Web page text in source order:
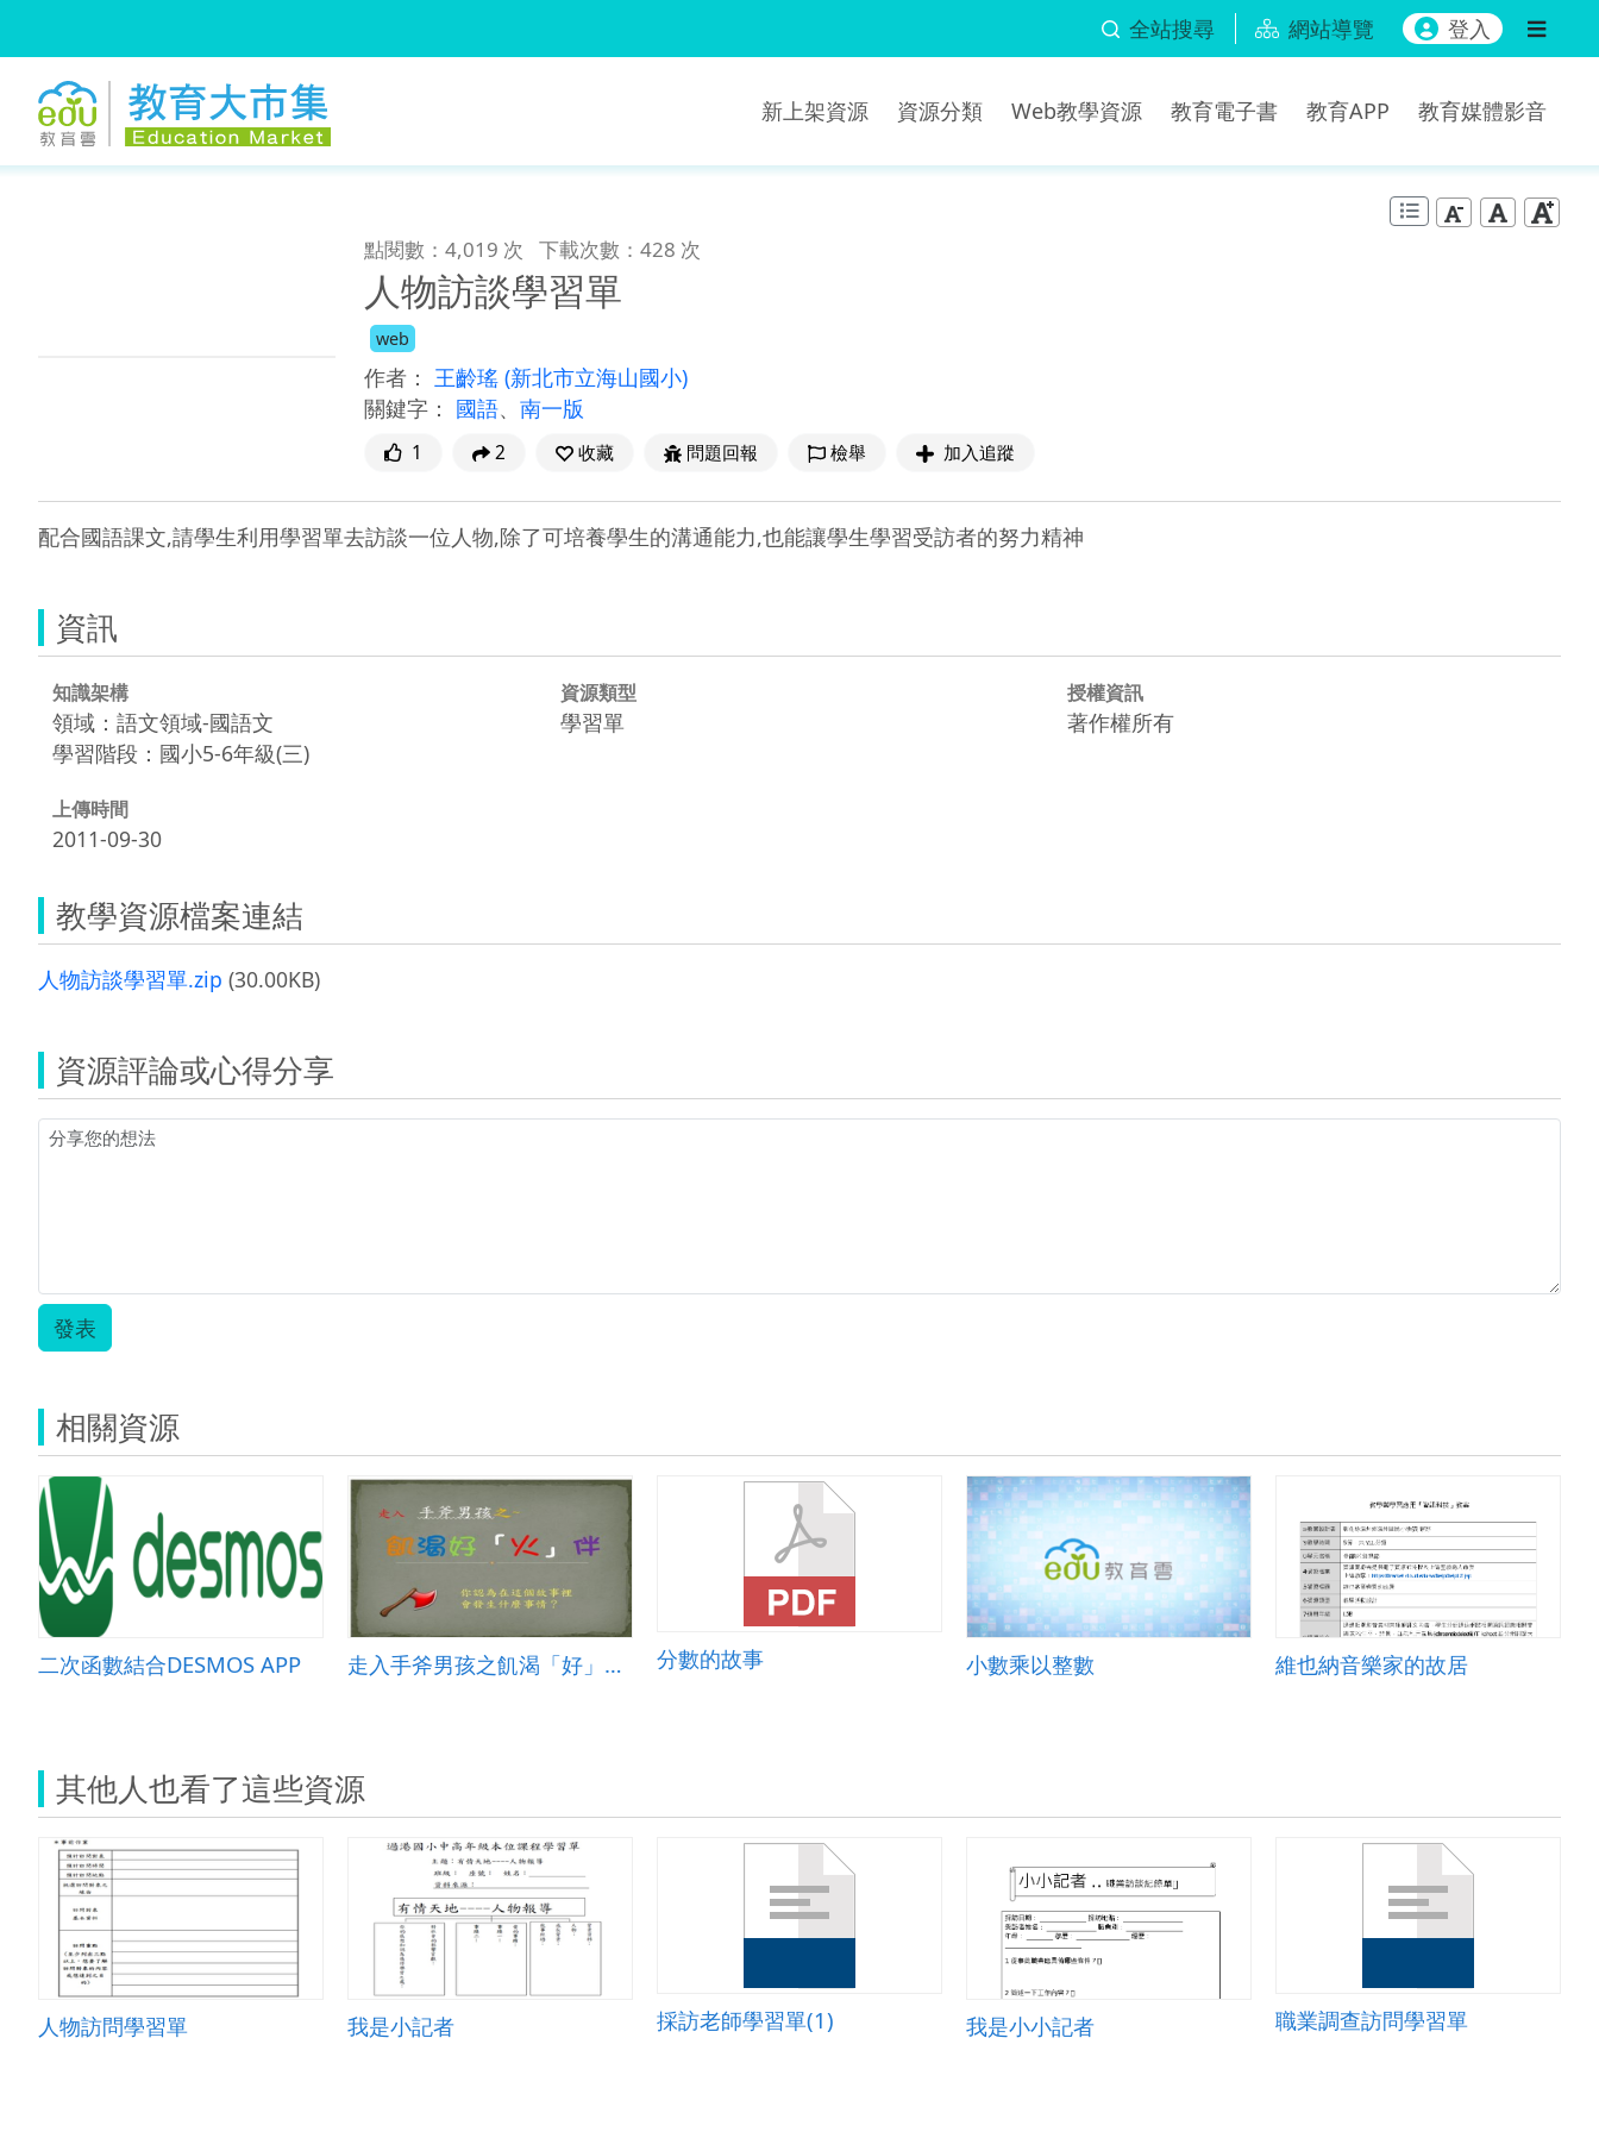
全站搜尋 網站導覽 登入
新上架資源 資源分類 Web教學資源 教育電子書 教育APP 教育媒體影音
點閱數：4,019 次 下載次數：428 次
人物訪談學習單
web
作者： 王齡瑤 (新北市立海山國小)
關鍵字： 國語、 南一版
1 2 收藏 問題回報 檢舉 加入追蹤
配合國語課文,請學生利用學習單去訪談一位人物,除了可培養學生的溝通能力,也能讓學生學習受訪者的努力精神
資訊
知識架構
領域：語文領域-國語文
學習階段：國小5-6年級(三)
資源類型
學習單
授權資訊
著作權所有
上傳時間
2011-09-30
教學資源檔案連結
人物訪談學習單.zip (30.00KB)
資源評論或心得分享
發表
相關資源
二次函數結合DESMOS APP 走入手斧男孩之飢渴「好」火伴 分數的故事 小數乘以整數 維也納音樂家的故居
其他人也看了這些資源
人物訪問學習單 我是小記者 採訪老師學習單(1) 我是小小記者 職業調查訪問學習單